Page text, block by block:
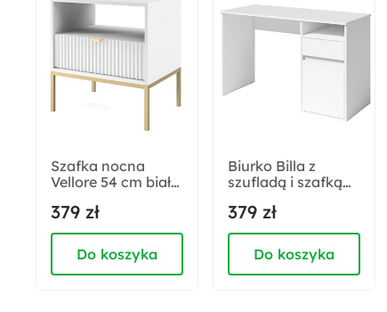
Szafka nocna
Vellore 54 cm biała
frontem i złotym
stelażem
379 zł
Do koszyka
Biurko Billa z
szufladą i szafką
379 zł
Do koszyka